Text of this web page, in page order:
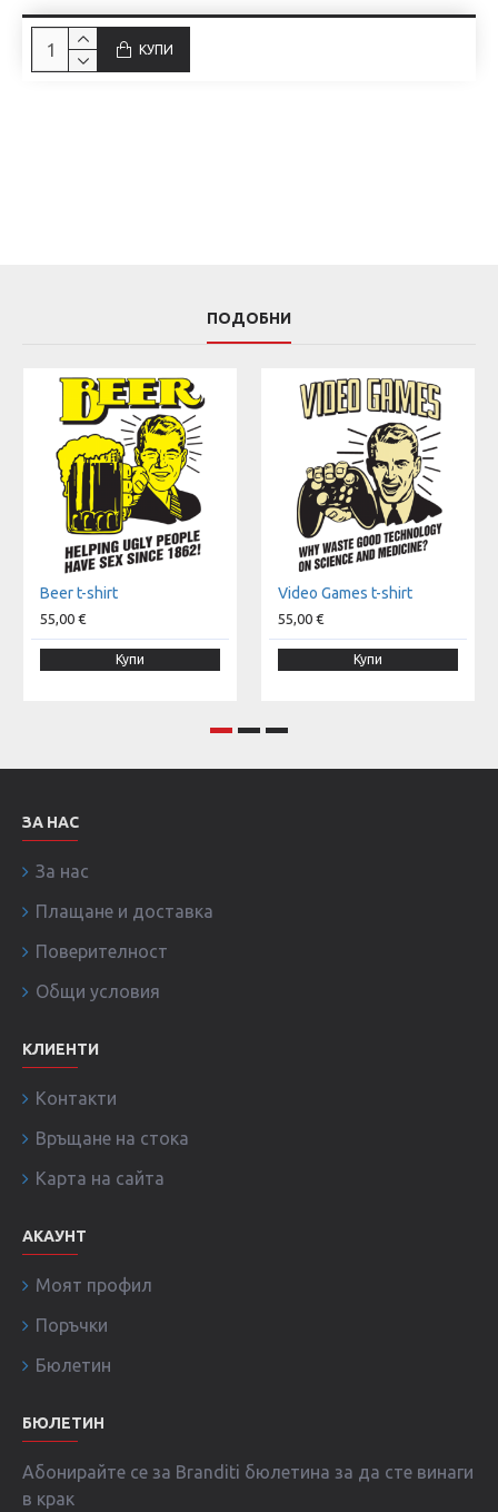
КУПИ
ПОДОБНИ
Beer t-shirt
55,00 €
Купи
Video Games t-shirt
55,00 €
Купи
ЗА НАС
За нас
Плащане и доставка
Поверителност
Общи условия
КЛИЕНТИ
Контакти
Връщане на стока
Карта на сайта
АКАУНТ
Моят профил
Поръчки
Бюлетин
БЮЛЕТИН
Абонирайте се за Branditi бюлетина за да сте винаги
в крак